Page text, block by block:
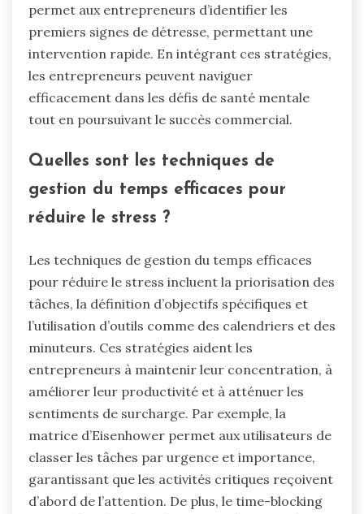
permet aux entrepreneurs d’identifier les
premiers signes de détresse, permettant une
intervention rapide. En intégrant ces stratégies,
les entrepreneurs peuvent naviguer
efficacement dans les défis de santé mentale
tout en poursuivant le succès commercial.
Quelles sont les techniques de
gestion du temps efficaces pour
réduire le stress ?
Les techniques de gestion du temps efficaces
pour réduire le stress incluent la priorisation des
tâches, la définition d’objectifs spécifiques et
l’utilisation d’outils comme des calendriers et des
minuteurs. Ces stratégies aident les
entrepreneurs à maintenir leur concentration, à
améliorer leur productivité et à atténuer les
sentiments de surcharge. Par exemple, la
matrice d’Eisenhower permet aux utilisateurs de
classer les tâches par urgence et importance,
garantissant que les activités critiques reçoivent
d’abord de l’attention. De plus, le time-blocking